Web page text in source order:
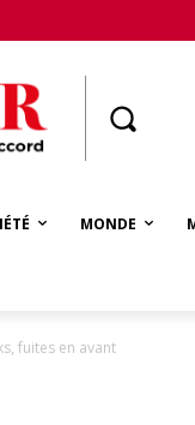
MONDE
fuites en avant